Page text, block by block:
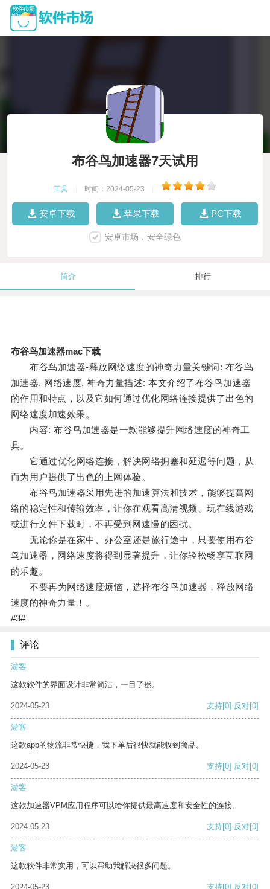
布谷鸟加速器7天试用
工具 时间：2024-05-23
安卓下载 苹果下载 PC下载
安卓市场，安全绿色
简介 排行
布谷鸟加速器mac下载
布谷鸟加速器-释放网络速度的神奇力量关键词: 布谷鸟
加速器, 网络速度, 神奇力量描述: 本文介绍了布谷鸟加速器
的作用和特点，以及它如何通过优化网络连接提供了出色的
网络速度加速效果。
内容: 布谷鸟加速器是一款能够提升网络速度的神奇工
具。
它通过优化网络连接，解决网络拥塞和延迟等问题，从
而为用户提供了出色的上网体验。
布谷鸟加速器采用先进的加速算法和技术，能够提高网
络的稳定性和传输效率，让你在观看高清视频、玩在线游戏
或进行文件下载时，不再受到网速慢的困扰。
无论你是在家中、办公室还是旅行途中，只要使用布谷
鸟加速器，网络速度将得到显著提升，让你轻松畅享互联网
的乐趣。
不要再为网络速度烦恼，选择布谷鸟加速器，释放网络
速度的神奇力量！。
#3#
评论
游客
这款软件的界面设计非常简洁，一目了然。
2024-05-23 支持[0] 反对[0]
游客
这款app的物流非常快捷，我下单后很快就能收到商品。
2024-05-23 支持[0] 反对[0]
游客
这款加速器VPM应用程序可以给你提供最高速度和安全性的连接。
2024-05-23 支持[0] 反对[0]
游客
这款软件非常实用，可以帮助我解决很多问题。
2024-05-23 支持[0] 反对[0]